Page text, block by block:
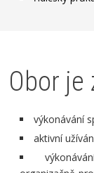
Obor je
výkonávání
aktivní